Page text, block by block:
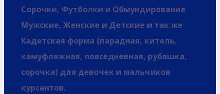
Сорочки, Футболки и Обмундирование
Мужские, Женские и Детские и так же
Кадетская форма (парадная, китель,
камуфляжная, повседневная, рубашка,
сорочка) для девочек и мальчиков
курсантов.